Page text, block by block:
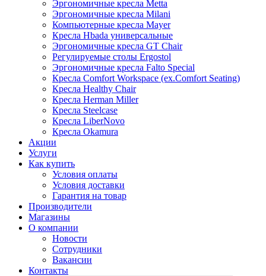
Эргономичные кресла Metta
Эргономичные кресла Milani
Компьютерные кресла Mayer
Кресла Hbada универсальные
Эргономичные кресла GT Chair
Регулируемые столы Ergostol
Эргономичные кресла Falto Special
Кресла Comfort Workspace (ex.Comfort Seating)
Кресла Healthy Chair
Кресла Herman Miller
Кресла Steelcase
Кресла LiberNovo
Кресла Okamura
Акции
Услуги
Как купить
Условия оплаты
Условия доставки
Гарантия на товар
Производители
Магазины
О компании
Новости
Сотрудники
Вакансии
Контакты